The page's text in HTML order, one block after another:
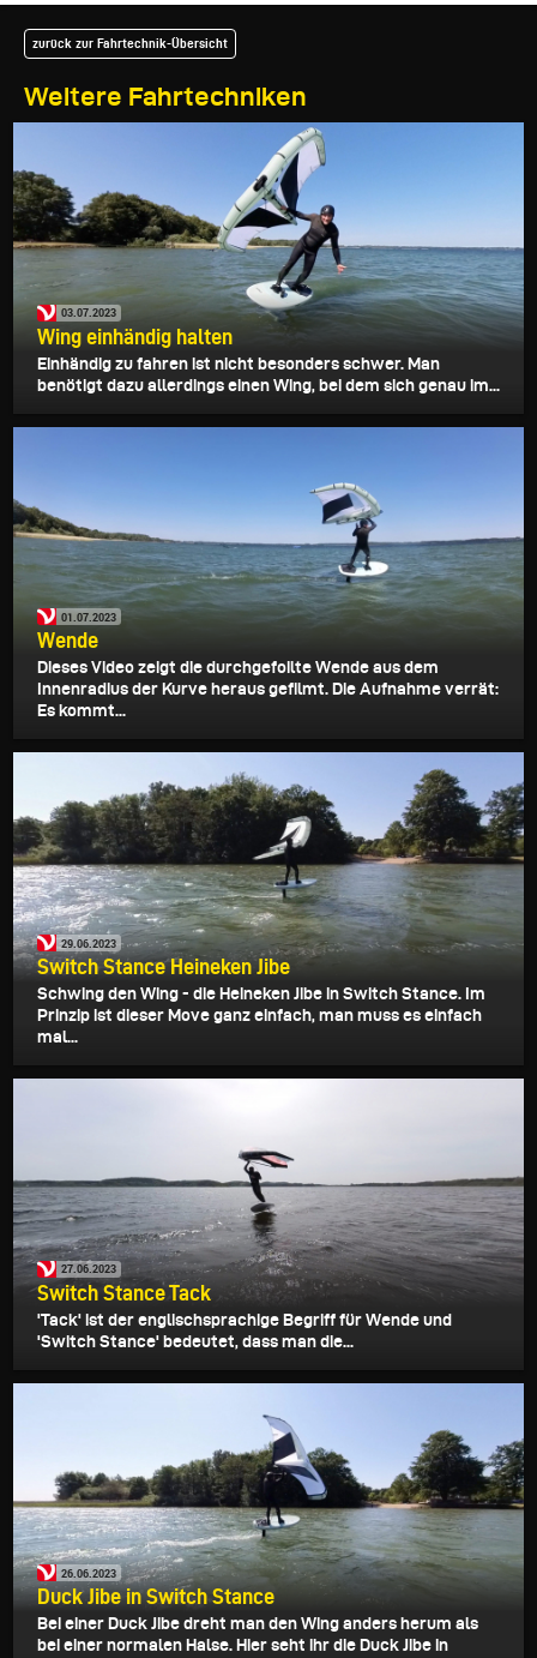
Weitere Fahrtechniken
zurück zur Fahrtechnik-Übersicht
03.07.2023
Wing einhändig halten
Einhändig zu fahren ist nicht besonders schwer. Man
benötigt dazu allerdings einen Wing, bei dem sich genau im...
01.07.2023
Wende
Dieses Video zeigt die durchgefoilte Wende aus dem
Innenradius der Kurve heraus gefilmt. Die Aufnahme verrät:
Es kommt...
29.06.2023
Switch Stance Heineken Jibe
Schwing den Wing - die Heineken Jibe in Switch Stance. Im
Prinzip ist dieser Move ganz einfach, man muss es einfach
mal...
27.06.2023
Switch Stance Tack
'Tack' ist der englischsprachige Begriff für Wende und
'Switch Stance' bedeutet, dass man die...
26.06.2023
Duck Jibe in Switch Stance
Bei einer Duck Jibe dreht man den Wing anders herum als
bei einer normalen Halse. Hier seht ihr die Duck Jibe in